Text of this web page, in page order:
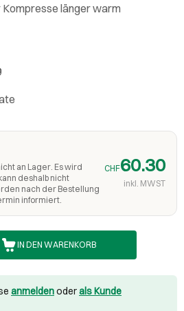
länger warm
an Lager. Es wird
deshalb nicht
nach der Bestellung
informiert.
CHF60.30
inkl. MWST
IN DEN WARENKORB
anmeldenoderals Kunde